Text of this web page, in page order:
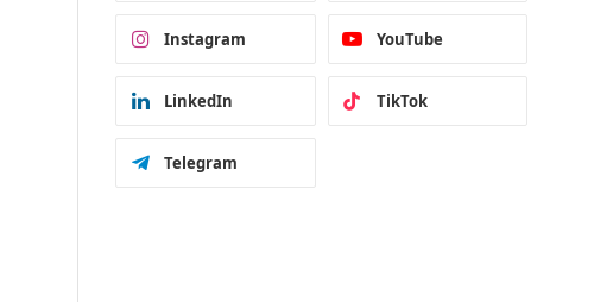
Instagram YouTube
LinkedIn TikTok
Telegram